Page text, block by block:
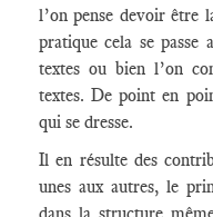
l’on pense devoir être
pratique cela se passe
textes ou bien l’on
textes. De point en
qui se dresse.
Il en résulte des
unes aux autres, le